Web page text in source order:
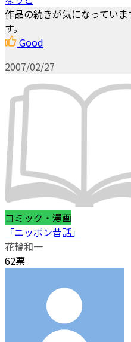
作品の続きが気になってい
す。
Good
2007/02/27
コミック・漫画
「ニッポン昔話」
花輪和一
62票